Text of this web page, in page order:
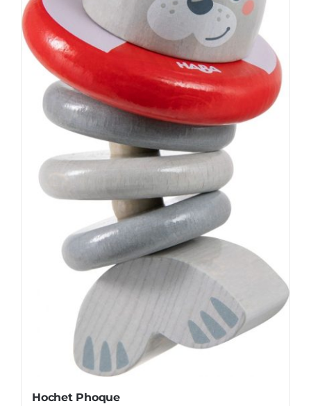
Hochet Phoque